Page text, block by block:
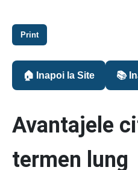
Print
🏠 Inapoi la Site 📚
Avantajele
termen lung